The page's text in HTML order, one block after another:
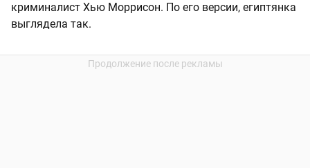
криминалист Хью Моррисон. По его версии, египтянка
выглядела так.